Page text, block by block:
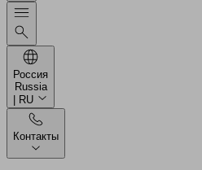
Россия
Russia
| RU
Контакты